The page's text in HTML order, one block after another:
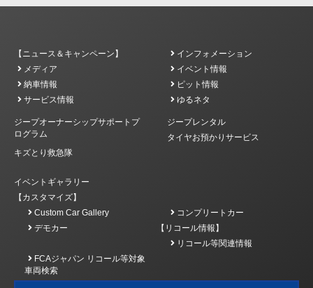
【ニュース＆キャンペーン】
インフォメーション
メディア
イベント情報
納車情報
ピット情報
サービス情報
ゆるネタ
ジープオーナーシップサポートプ
ログラム
ジープレンタル
タイヤお預かりサービス
キズとり救急隊
イベントギャラリー
【カスタマイズ】
Custom Car Gallery
コンプリートカー
デモカー
【リコール情報】
リコール等関連情報
FCAジャパン リコール等対象
車両検索